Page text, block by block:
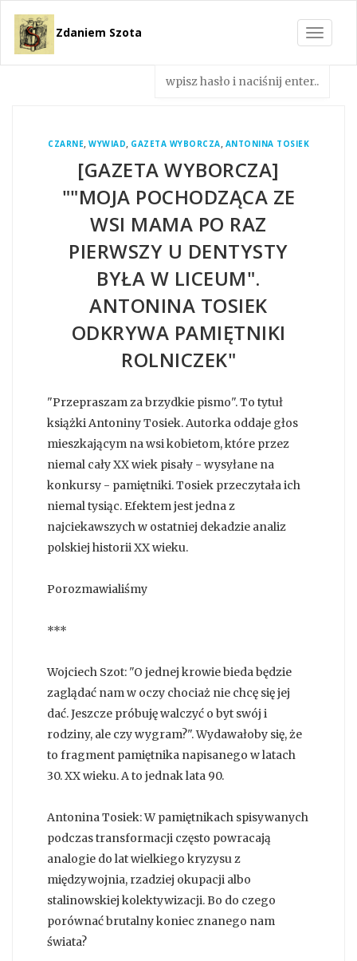
Toggle
Zdaniem Szota
CZARNE, WYWIAD, GAZETA WYBORCZA, ANTONINA TOSIEK
[GAZETA WYBORCZA]
""MOJA POCHODZĄCA ZE
WSI MAMA PO RAZ
PIERWSZY U DENTYSTY
BYŁA W LICEUM".
ANTONINA TOSIEK
ODKRYWA PAMIĘTNIKI
ROLNICZEK"
"Przepraszam za brzydkie pismo". To tytuł
książki Antoniny Tosiek. Autorka oddaje głos
mieszkającym na wsi kobietom, które przez
niemal cały XX wiek pisały - wysyłane na
konkursy - pamiętniki. Tosiek przeczytała ich
niemal tysiąc. Efektem jest jedna z
najciekawszych w ostatniej dekadzie analiz
polskiej historii XX wieku.
Porozmawialiśmy
***
Wojciech Szot: "O jednej krowie bieda będzie
zaglądać nam w oczy chociaż nie chcę się jej
dać. Jeszcze próbuję walczyć o byt swój i
rodziny, ale czy wygram?". Wydawałoby się, że
to fragment pamiętnika napisanego w latach
30. XX wieku. A to jednak lata 90.
Antonina Tosiek: W pamiętnikach spisywanych
podczas transformacji często powracają
analogie do lat wielkiego kryzysu z
międzywojnia, rzadziej okupacji albo
stalinowskiej kolektywizacji. Bo do czego
porównać brutalny koniec znanego nam
świata?